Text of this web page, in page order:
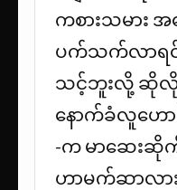
ကစားသမား အ
ပက်သက်လာရ
သင့်ဘူးလို့ ဆိုလို
နောက်ခံလူဟေ
-က မာဆေးဆို
ဟာမက်ဆာလား